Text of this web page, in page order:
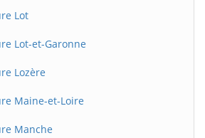
Lot
Lot-et-Garonne
Lozère
Maine-et-Loire
Manche